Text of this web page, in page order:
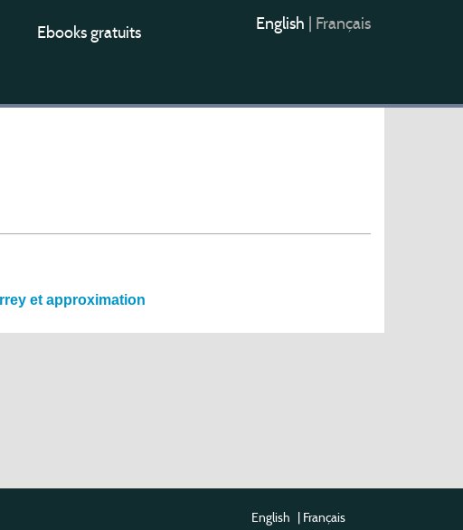
Ebooks gratuits English Français
et approximation
English | Français